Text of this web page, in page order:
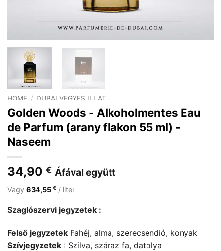
HOME / DUBAI VEGYES ILLAT
Golden Woods - Alkoholmentes Eau
de Parfum (arany flakon 55 ml) -
Naseem
34,90 € Áfával együtt
Vagy 634,55 € / liter
Szaglószervi jegyzetek :
Felső jegyzetek Fahéj, alma, szerecsendió, konyak
Szívjegyzetek : Szilva, száraz fa, datolya